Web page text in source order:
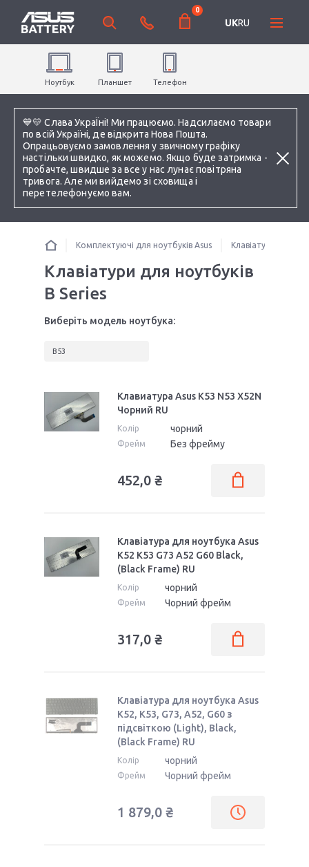
💙💛 Слава УкраЇні! Ми працюємо. Надсилаємо товари
по всій Україні, де відкрита Нова Пошта.
Опрацьовуємо замовлення у звичному графіку
настільки швидко, як можемо. Якщо буде затримка -
пробачте, швидше за все у нас лунає повітряна
тривога. Але ми вийдемо зі сховища і
перетелефонуємо вам.
0
UKRU
Ноутбук Планшет Телефон
Комплектуючі для ноутбуків Asus Клавіатури для
Клавіатури для ноутбуків
B Series
Виберіть модель ноутбука:
B53
Клавиатура Asus K53 N53 X52N
Чорний RU
Колір чорний
Фрейм Без фрейму
452,0 ₴
Клавіатура для ноутбука Asus
K52 K53 G73 A52 G60 Black,
(Black Frame) RU
Колір чорний
Фрейм Чорний фрейм
317,0 ₴
Клавіатура для ноутбука Asus
K52, K53, G73, A52, G60 з
підсвіткою (Light), Black,
(Black Frame) RU
Колір чорний
Фрейм Чорний фрейм
1 879,0 ₴